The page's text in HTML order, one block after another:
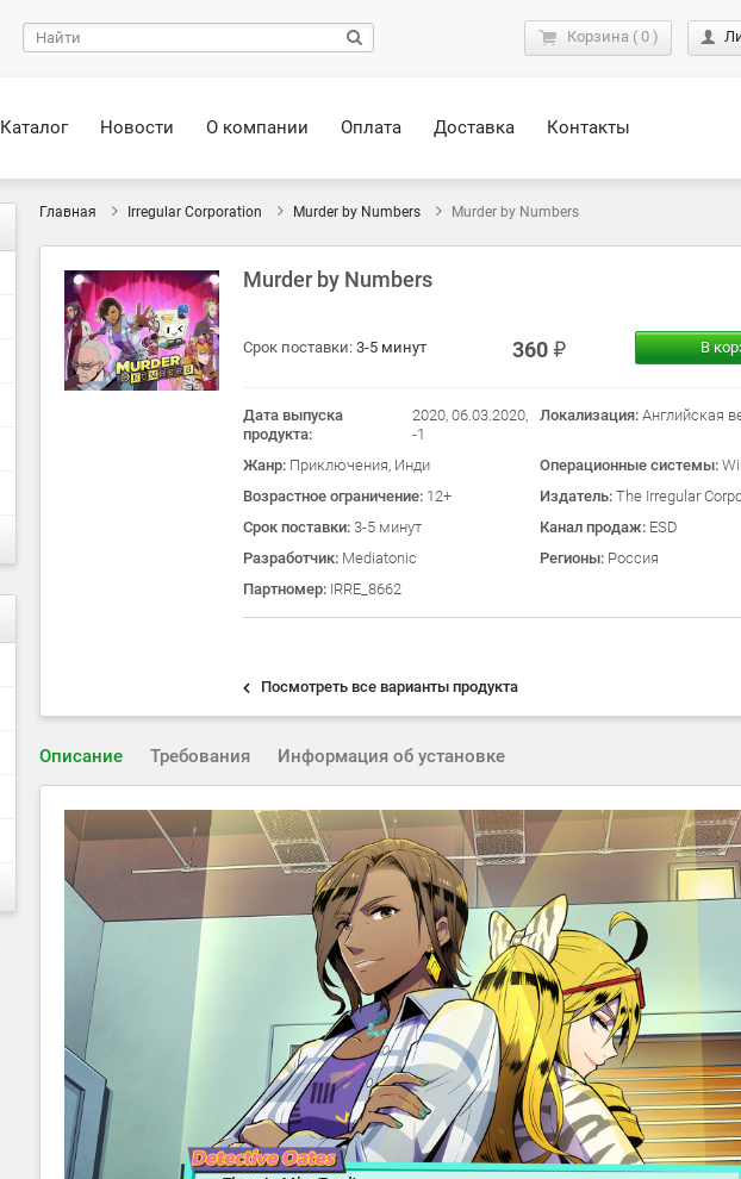
Корзина ( 0 )
Каталог Новости О компании Оплата Доставка Контакты
Главная Irregular Corporation Murder by Numbers Murder by Numbers
Murder by Numbers
Срок поставки: 3-5 минут 360 В
Дата выпуска
продукта:
2020, 06.03.2020,
-1
Локализация: Английская
Жанр: Приключения, Инди Операционные системы:
Возрастное ограничение: 12+ Издатель: The Irregular
Срок поставки: 3-5 минут Канал продаж: ESD
Разработчик: Mediatonic Регионы: Россия
Партномер: IRRE_8662
Посмотреть все варианты продукта
Описание Требования Информация об установке